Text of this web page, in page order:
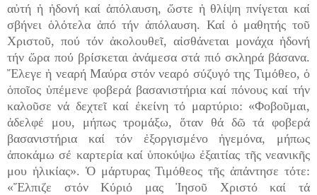
αὐτή ἡ ἡδονή καί ἀπόλαυση, ὥστε ἡ θλίψη πνίγεται καί
σβήνει ὁλότελα ἀπό τήν ἀπόλαυση. Καί ὁ μαθητής τοῦ
Χριστοῦ, πού τόν ἀκολουθεῖ, αἰσθάνεται μονάχα ἡδονή
τήν ὥρα πού βρίσκεται ἀνάμεσα στά πιό σκληρά βάσανα.
Ἔλεγε ἡ νεαρή Μαύρα στόν νεαρό σύζυγό της Τιμόθεο, ὁ
ὁποῖος ὑπέμενε φοβερά βασανιστήρια καί πόνους καί τήν
καλοῦσε νά δεχτεῖ καί ἐκείνη τό μαρτύριο: «Φοβοῦμαι,
ἀδελφέ μου, μήπως τρομάξω, ὅταν θά δῶ τά φοβερά
βασανιστήρια καί τόν ἐξοργισμένο ἡγεμόνα, μήπως
ἀποκάμω σέ καρτερία καί ὑποκύψω ἐξαιτίας τῆς νεανικῆς
μου ἡλικίας». Ὁ μάρτυρας Τιμόθεος τῆς ἀπάντησε τότε:
«Ἔλπιζε στόν Κύριό μας Ἰησοῦ Χριστό καί τά